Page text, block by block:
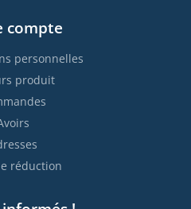
compte
personnelles
produit
réduction